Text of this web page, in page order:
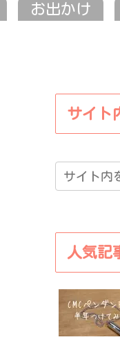
お出かけ
サイト
人気記